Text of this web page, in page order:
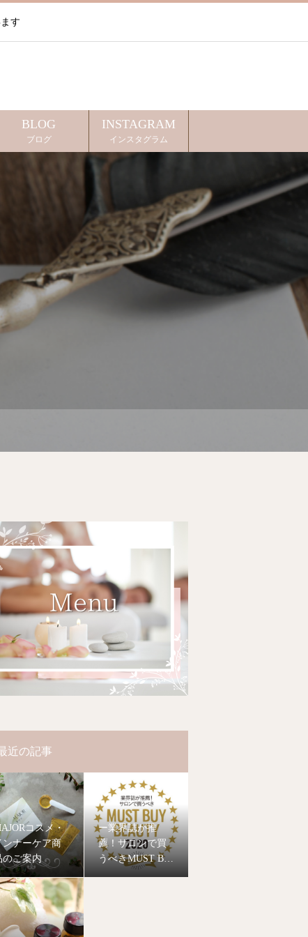
す
BLOG
ブログ
INSTAGRAM
インスタグラム
近の記事
コスメ・
ンナーケア商
のご案内
ー業界誌が推
薦！サロンで買
うべきMUST BU